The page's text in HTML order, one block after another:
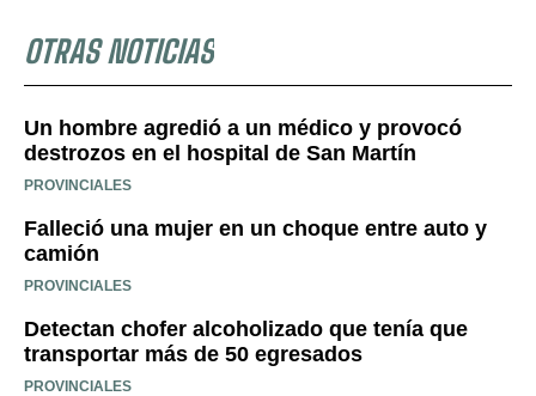
OTRAS NOTICIAS
Un hombre agredió a un médico y provocó
destrozos en el hospital de San Martín
PROVINCIALES
Falleció una mujer en un choque entre auto y
camión
PROVINCIALES
Detectan chofer alcoholizado que tenía que
transportar más de 50 egresados
PROVINCIALES